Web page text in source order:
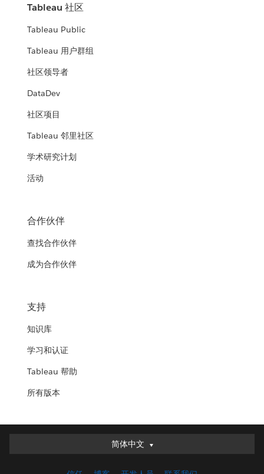
Tableau 社区
Tableau Public
Tableau 用户群组
社区领导者
DataDev
社区项目
Tableau 邻里社区
学术研究计划
活动
合作伙伴
查找合作伙伴
成为合作伙伴
支持
知识库
学习和认证
Tableau 帮助
所有版本
简体中文
简体中文